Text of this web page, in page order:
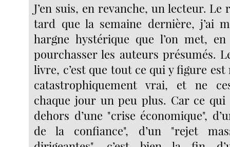
J’en suis, en revanche, un lecteur.
tard que la semaine dernière, j’ai
hargne hystérique que l’on met,
pourchasser les auteurs présumés.
livre, c’est que tout ce qui y figure
catastrophiquement vrai, et ne
chaque jour un peu plus. Car ce qui
dehors d’une "crise économique",
de la confiance", d’un "rejet